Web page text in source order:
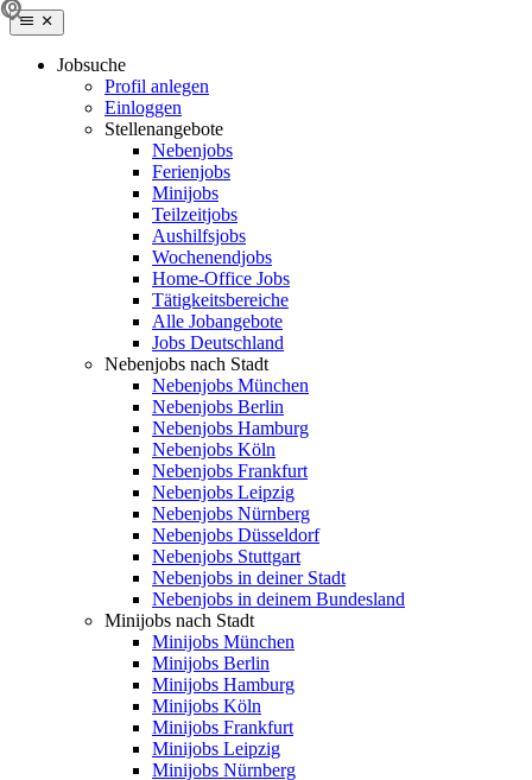
Jobsuche
Profil anlegen
Einloggen
Stellenangebote
Nebenjobs
Ferienjobs
Minijobs
Teilzeitjobs
Aushilfsjobs
Wochenendjobs
Home-Office Jobs
Tätigkeitsbereiche
Alle Jobangebote
Jobs Deutschland
Nebenjobs nach Stadt
Nebenjobs München
Nebenjobs Berlin
Nebenjobs Hamburg
Nebenjobs Köln
Nebenjobs Frankfurt
Nebenjobs Leipzig
Nebenjobs Nürnberg
Nebenjobs Düsseldorf
Nebenjobs Stuttgart
Nebenjobs in deiner Stadt
Nebenjobs in deinem Bundesland
Minijobs nach Stadt
Minijobs München
Minijobs Berlin
Minijobs Hamburg
Minijobs Köln
Minijobs Frankfurt
Minijobs Leipzig
Minijobs Nürnberg